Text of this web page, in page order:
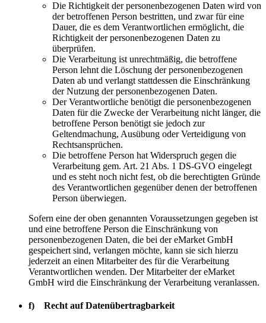
Die Richtigkeit der personenbezogenen Daten wird von
der betroffenen Person bestritten, und zwar für eine
Dauer, die es dem Verantwortlichen ermöglicht, die
Richtigkeit der personenbezogenen Daten zu
überprüfen.
Die Verarbeitung ist unrechtmäßig, die betroffene
Person lehnt die Löschung der personenbezogenen
Daten ab und verlangt stattdessen die Einschränkung
der Nutzung der personenbezogenen Daten.
Der Verantwortliche benötigt die personenbezogenen
Daten für die Zwecke der Verarbeitung nicht länger, die
betroffene Person benötigt sie jedoch zur
Geltendmachung, Ausübung oder Verteidigung von
Rechtsansprüchen.
Die betroffene Person hat Widerspruch gegen die
Verarbeitung gem. Art. 21 Abs. 1 DS-GVO eingelegt
und es steht noch nicht fest, ob die berechtigten Gründe
des Verantwortlichen gegenüber denen der betroffenen
Person überwiegen.
Sofern eine der oben genannten Voraussetzungen gegeben ist
und eine betroffene Person die Einschränkung von
personenbezogenen Daten, die bei der eMarket GmbH
gespeichert sind, verlangen möchte, kann sie sich hierzu
jederzeit an einen Mitarbeiter des für die Verarbeitung
Verantwortlichen wenden. Der Mitarbeiter der eMarket
GmbH wird die Einschränkung der Verarbeitung veranlassen.
f) Recht auf Datenübertragbarkeit